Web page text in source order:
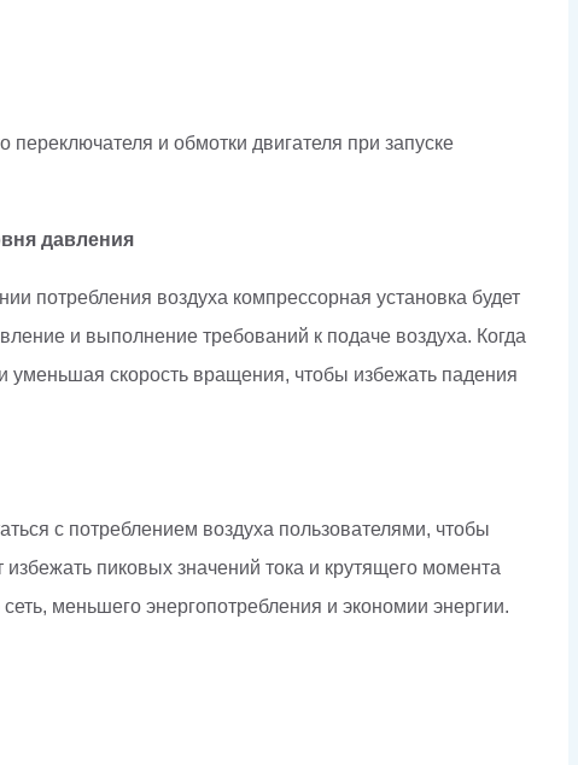
переключателя и обмотки двигателя при запуске
давления
потребления воздуха компрессорная установка будет
и выполнение требований к подаче воздуха. Когда
уменьшая скорость вращения, чтобы избежать падения
с потреблением воздуха пользователями, чтобы
пиковых значений тока и крутящего момента
меньшего энергопотребления и экономии энергии.